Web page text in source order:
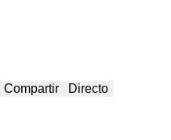
Compartir Directo